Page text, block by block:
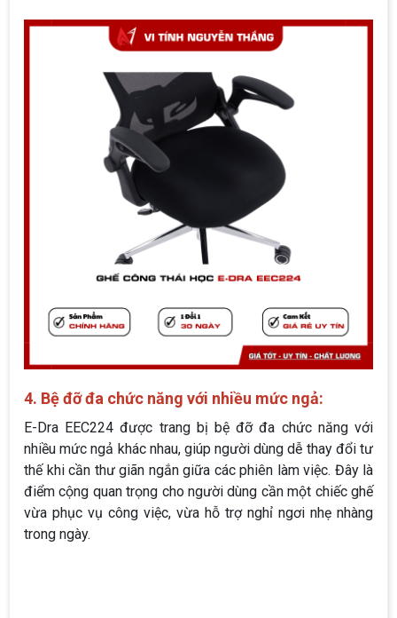
4. Bệ đỡ đa chức năng với nhiều mức ngả:
E-Dra EEC224 được trang bị bệ đỡ đa chức năng với
nhiều mức ngả khác nhau, giúp người dùng dễ thay đổi tư
thế khi cần thư giãn ngắn giữa các phiên làm việc. Đây là
điểm cộng quan trọng cho người dùng cần một chiếc ghế
vừa phục vụ công việc, vừa hỗ trợ nghỉ ngơi nhẹ nhàng
trong ngày.